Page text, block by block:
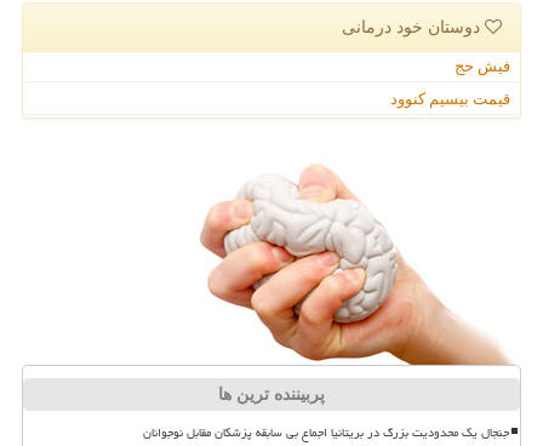
دوستان خود درمانی
فیش حج
قیمت بیسیم کنوود
پربیننده ترین ها
جنجال یک محدودیت بزرگ در بریتانیا اجماع بی سابقه پزشکان مقابل نوجوانان